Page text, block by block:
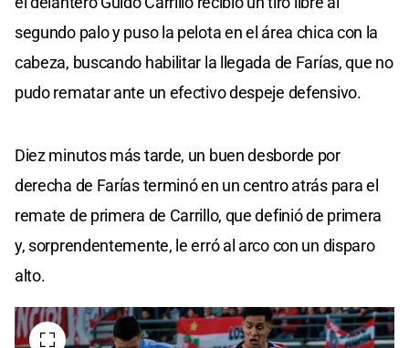
segundo palo y puso la pelota en el área chica con la
cabeza, buscando habilitar la llegada de Farías, que no
pudo rematar ante un efectivo despeje defensivo.
Diez minutos más tarde, un buen desborde por
derecha de Farías terminó en un centro atrás para el
remate de primera de Carrillo, que definió de primera
y, sorprendentemente, le erró al arco con un disparo
alto.